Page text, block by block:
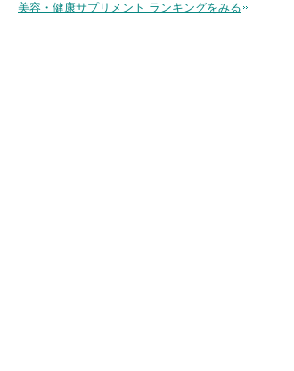
美容・健康サプリメント ランキングをみる